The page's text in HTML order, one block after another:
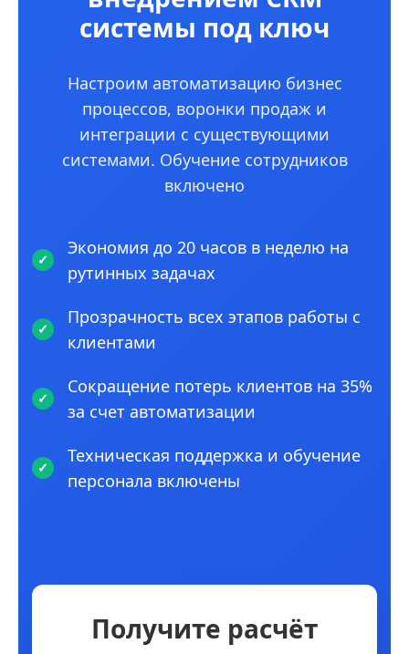
системы под ключ
Настроим автоматизацию бизнес
процессов, воронки продаж и
интеграции с существующими
системами. Обучение сотрудников
включено
Экономия до 20 часов в неделю на
рутинных задачах
Прозрачность всех этапов работы с
клиентами
Сокращение потерь клиентов на 35%
за счет автоматизации
Техническая поддержка и обучение
персонала включены
Получите расчёт